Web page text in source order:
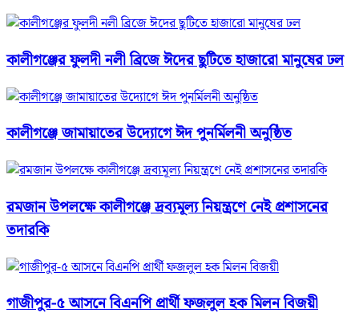
কালীগঞ্জের ফুলদী নলী ব্রিজে ঈদের ছুটিতে হাজারো মানুষের ঢল
কালীগঞ্জে জামায়াতের উদ্যোগে ঈদ পুনর্মিলনী অনুষ্ঠিত
রমজান উপলক্ষে কালীগঞ্জে দ্রব্যমূল্য নিয়ন্ত্রণে নেই প্রশাসনের
তদারকি
গাজীপুর-৫ আসনে বিএনপি প্রার্থী ফজলুল হক মিলন বিজয়ী